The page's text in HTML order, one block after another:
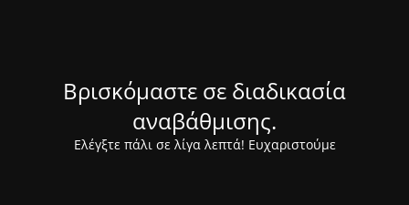
Βρισκόμαστε σε διαδικασία
αναβάθμισης.
Ελέγξτε πάλι σε λίγα λεπτά! Ευχαριστούμε